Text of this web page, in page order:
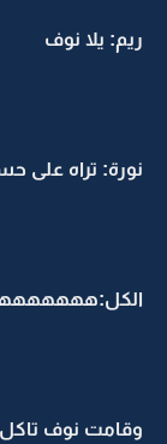
ريم: يلا نوف
نورة: تراه على
وقامت نوف